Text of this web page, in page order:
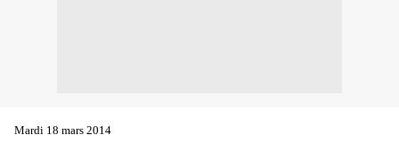
Mardi 18 mars 2014